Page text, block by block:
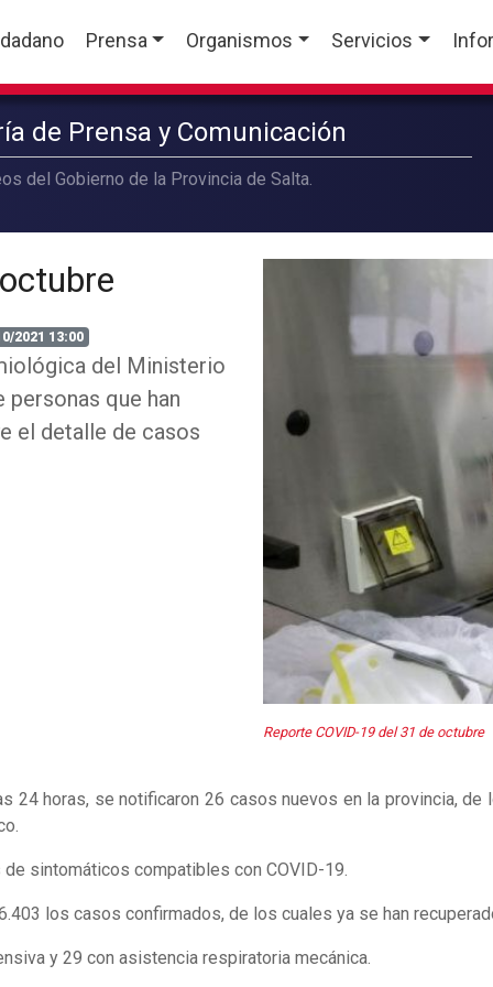
Prensa Organismos Servicios
de Prensa y Comunicación
del Gobierno de la Provincia de Salta.
2021 13:00
del Ministerio
que han
el detalle de casos
Reporte COVID-19 del 31 de octubre
24 horas, se notificaron 26 casos nuevos en la provincia,
sintomáticos compatibles con COVID-19.
los casos confirmados, de los cuales ya se han
y 29 con asistencia respiratoria mecánica.